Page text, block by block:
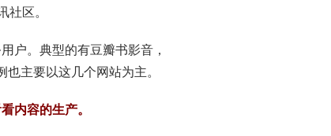
社区。
户。典型的有豆瓣书影音，
主要以这几个网站为主。
内容的生产。